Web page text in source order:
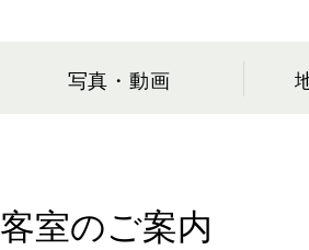
写真・動画
客室のご案内